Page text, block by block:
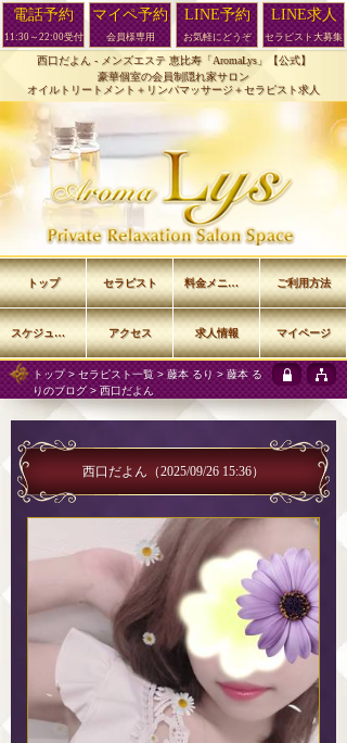
西口だよん - メンズエステ 恵比寿「AromaLys」【公式】
豪華個室の会員制隠れ家サロン
オイルトリートメント＋リンパマッサージ＋セラピスト求人
トップ> セラピスト一覧 >藤本 るり >藤本 る
りのブログ> 西口だよん
西口だよん （2025/09/26 15:36）
トップ セラピスト 料金メニュー ご利用方法
スケジュール アクセス 求人情報 マイページ
電話予約
11:30～22:00受付
マイペ予約
会員様専用
LINE予約
お気軽にどうぞ
LINE求人
セラピスト大募集